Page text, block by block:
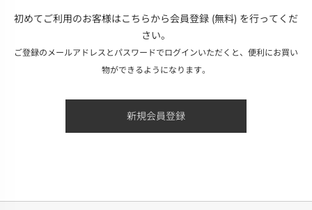
初めてご利用のお客様はこちらから会員登録 (無料) を行ってくだ
さい。
ご登録のメールアドレスとパスワードでログインいただくと、便利にお買い
物ができるようになります。